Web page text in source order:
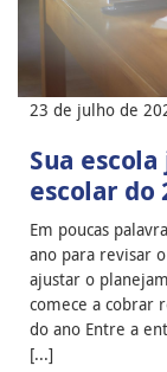
23 de julho de
Sua
escolar do
Em poucas
ano para revisar
ajustar o
comece a cobrar
do ano Entre a
[...]